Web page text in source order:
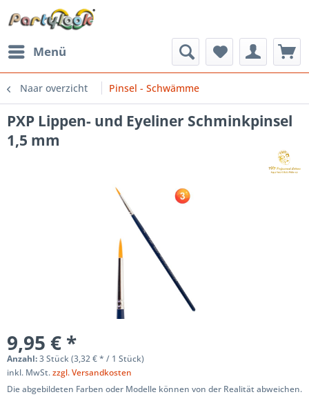
Menü
Naar overzicht Pinsel - Schwämme
PXP Lippen- und Eyeliner Schminkpinsel
1,5 mm
9,95 € *
Anzahl:3 Stück (3,32 € * / 1 Stück)
inkl. MwSt.zzgl. Versandkosten
Die abgebildeten Farben oder Modelle können von der Realität abweichen.